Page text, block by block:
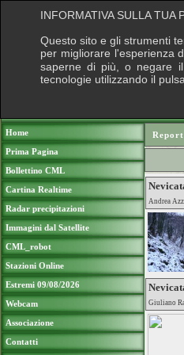
Home
Prima Pagina
Bollettino CML
Cartina Realtime
Radar precipitazioni
Immagini dal Satellite
CML_robot
Stazioni Online
Estremi 09/08/2026
Webcam
Associazione
Contatti
Andrea
Giuliano
INFORMATIVA SULLA TUA
Questo sito e gli strumenti
per migliorare l'esperienza
saperne di più, o negare
tecnologie utilizzando il